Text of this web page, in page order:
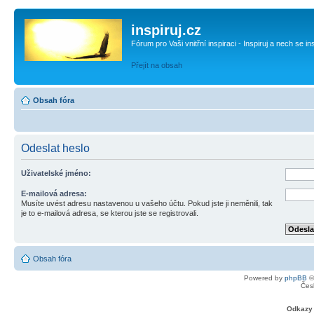
inspiruj.cz
Fórum pro Vaši vnitřní inspiraci - Inspiruj a nech se
Přejít na obsah
Obsah fóra
Odeslat heslo
Uživatelské jméno:
E-mailová adresa:
Musíte uvést adresu nastavenou u vašeho účtu. Pokud jste ji neměnili, tak
je to e-mailová adresa, se kterou jste se registrovali.
Obsah fóra
Powered by phpBB